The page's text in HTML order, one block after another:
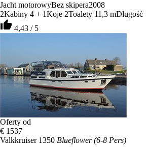
Jacht motorowyBez skipera2008
2Kabiny 4 + 1Koje 2Toalety 11,3 mDługość
thumb_up 4,43 / 5
Oferty od
€ 1537
Valkkruiser 1350 Blueflower (6-8 Pers)